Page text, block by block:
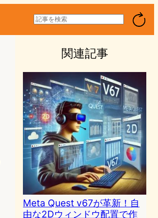
検
索
関連記事
Meta Quest v67が革新！自
由な2Dウィンドウ配置で作